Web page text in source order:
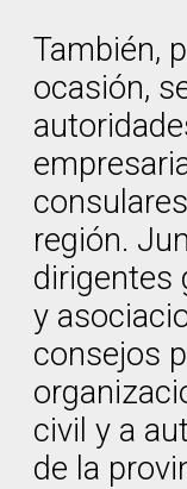
También,
ocasión,
región.
dirigentes
y
consejos
civil y a
de la